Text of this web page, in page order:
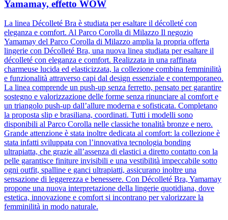
Yamamay, effetto WOW
La linea Décolleté Bra è studiata per esaltare il décolleté con
eleganza e comfort. Al Parco Corolla di Milazzo Il negozio
Yamamay del Parco Corolla di Milazzo amplia la propria offerta
lingerie con Décolleté Bra, una nuova linea studiata per esaltare il
décolleté con eleganza e comfort. Realizzata in una raffinata
charmeuse lucida ed elasticizzata, la collezione combina femminilità
e funzionalità attraverso capi dal design essenziale e contemporaneo.
La linea comprende un push-up senza ferretto, pensato per garantire
sostegno e valorizzazione delle forme senza rinunciare al comfort e
un triangolo push-up dall’allure moderna e sofisticata. Completano
la proposta slip e brasiliana, coordinati. Tutti i modelli sono
disponibili al Parco Corolla nelle classiche tonalità bronze e nero.
Grande attenzione è stata inoltre dedicata al comfort: la collezione è
stata infatti sviluppata con l’innovativa tecnologia bonding
ultrapiatta, che grazie all’assenza di elastici a diretto contatto con la
pelle garantisce finiture invisibili e una vestibilità impeccabile sotto
ogni outfit, spalline e ganci ultrapiatti, assicurano inoltre una
sensazione di leggerezza e benessere. Con Décolleté Bra, Yamamay
propone una nuova interpretazione della lingerie quotidiana, dove
estetica, innovazione e comfort si incontrano per valorizzare la
femminilità in modo naturale.